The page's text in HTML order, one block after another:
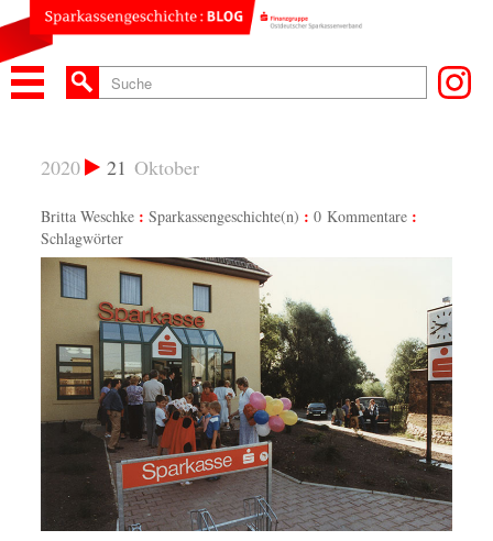
21 Oktober
2020
Britta Weschke Sparkassengeschichte(n)
0 Kommentare
Schlagwörter